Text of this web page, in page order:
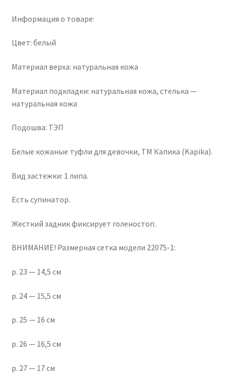
Информация о товаре:
Цвет: белый
Материал верха: натуральная кожа
Материал подкладки: натуральная кожа, стелька —
натуральная кожа
Подошва: ТЭП
Белые кожаные туфли для девочки, ТМ Капика (Kapika).
Вид застежки: 1 липа.
Есть супинатор.
Жесткий задник фиксирует голеностоп.
ВНИМАНИЕ! Размерная сетка модели 22075-1:
р. 23 — 14,5 см
р. 24 — 15,5 см
р. 25 — 16 см
р. 26 — 16,5 см
р. 27 — 17 см